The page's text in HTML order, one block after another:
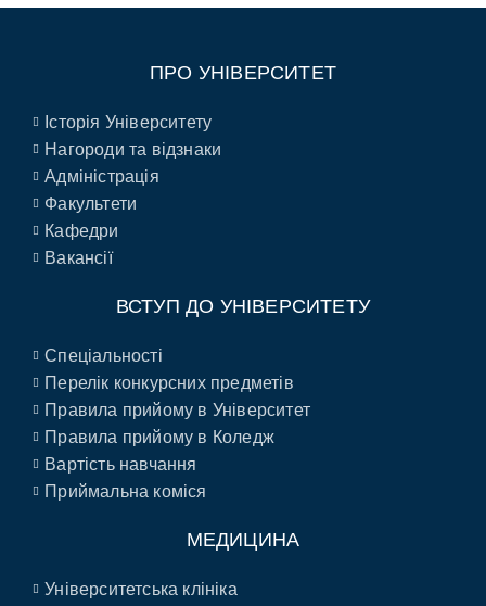
ПРО УНІВЕРСИТЕТ
Історія Університету
Нагороди та відзнаки
Адміністрація
Факультети
Кафедри
Вакансії
ВСТУП ДО УНІВЕРСИТЕТУ
Спеціальності
Перелік конкурсних предметів
Правила прийому в Університет
Правила прийому в Коледж
Вартість навчання
Приймальна коміся
МЕДИЦИНА
Університетська клініка